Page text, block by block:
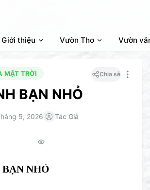
Giới thiệu Vườn Thơ Vườn
MẶT TRỜI
BẠN NHỎ
Chia sẻ
5, 2026 Tác Giả
NHỎ